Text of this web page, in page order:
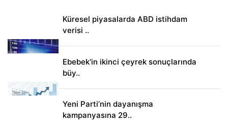
Küresel piyasalarda ABD istihdam
verisi ..
Ebebek'in ikinci çeyrek sonuçlarında
büy..
Yeni Parti’nin dayanışma
kampanyasına 29..